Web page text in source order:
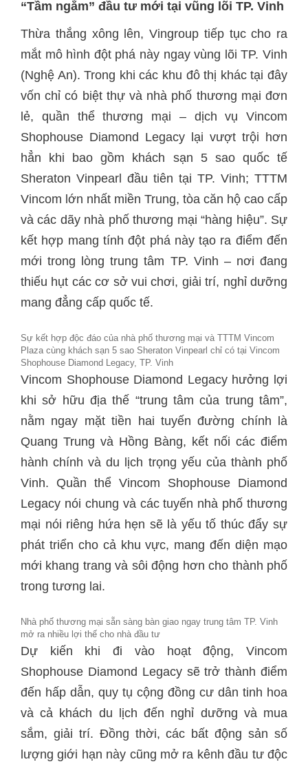
“Tầm ngắm” đầu tư mới tại vũng lõi TP. Vinh
Thừa thắng xông lên, Vingroup tiếp tục cho ra
mắt mô hình đột phá này ngay vùng lõi TP. Vinh
(Nghệ An). Trong khi các khu đô thị khác tại đây
vốn chỉ có biệt thự và nhà phố thương mại đơn
lẻ, quần thể thương mại – dịch vụ Vincom
Shophouse Diamond Legacy lại vượt trội hơn
hẳn khi bao gồm khách sạn 5 sao quốc tế
Sheraton Vinpearl đầu tiên tại TP. Vinh; TTTM
Vincom lớn nhất miền Trung, tòa căn hộ cao cấp
và các dãy nhà phố thương mại “hàng hiệu”. Sự
kết hợp mang tính đột phá này tạo ra điểm đến
mới trong lòng trung tâm TP. Vinh – nơi đang
thiếu hụt các cơ sở vui chơi, giải trí, nghỉ dưỡng
mang đẳng cấp quốc tế.
Sự kết hợp độc đáo của nhà phố thương mại và TTTM Vincom
Plaza cùng khách sạn 5 sao Sheraton Vinpearl chỉ có tại Vincom
Shophouse Diamond Legacy, TP. Vinh
Vincom Shophouse Diamond Legacy hưởng lợi
khi sở hữu địa thế “trung tâm của trung tâm”,
nằm ngay mặt tiền hai tuyến đường chính là
Quang Trung và Hồng Bàng, kết nối các điểm
hành chính và du lịch trọng yếu của thành phố
Vinh. Quần thể Vincom Shophouse Diamond
Legacy nói chung và các tuyến nhà phố thương
mại nói riêng hứa hẹn sẽ là yếu tố thúc đẩy sự
phát triển cho cả khu vực, mang đến diện mạo
mới khang trang và sôi động hơn cho thành phố
trong tương lai.
Nhà phố thương mại sẵn sàng bàn giao ngay trung tâm TP. Vinh
mở ra nhiều lợi thế cho nhà đầu tư
Dự kiến khi đi vào hoạt động, Vincom
Shophouse Diamond Legacy sẽ trở thành điểm
đến hấp dẫn, quy tụ cộng đồng cư dân tinh hoa
và cả khách du lịch đến nghỉ dưỡng và mua
sắm, giải trí. Đồng thời, các bất động sản số
lượng giới hạn này cũng mở ra kênh đầu tư độc